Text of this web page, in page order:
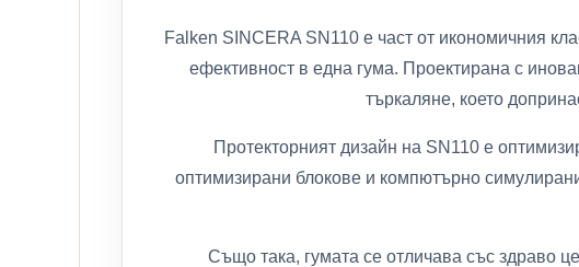
Falken SINCERA SN110 е част от икономичния
ефективност в една гума. Проектирана с
търкаляне, което
Протекторният дизайн на SN110 е
оптимизирани блокове и компютърно
Също така, гумата се отличава със здраво